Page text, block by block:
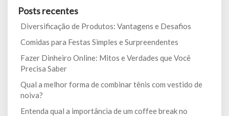
Posts recentes
Diversificação de Produtos: Vantagens e Desafios
Comidas para Festas Simples e Surpreendentes
Fazer Dinheiro Online: Mitos e Verdades que Você
Precisa Saber
Qual a melhor forma de combinar tênis com vestido de
noiva?
Entenda qual a importância de um coffee break no